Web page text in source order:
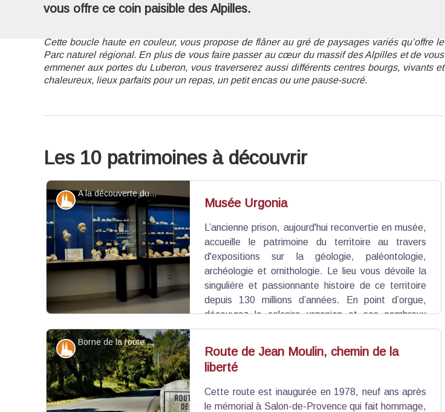
vous offre ce coin paisible des Alpilles.
Cette boucle haute en couleur, vous propose de flâner au gré de paysages variés qu’offre le
Parc naturel régional. En plus de vous faire passer au cœur du massif des Alpilles et de vous
emmener aux portes du Luberon, vous traverserez aussi différents centres bourgs, vivants et
chaleureux, lieux parfaits pour un repas, un petit encas ou une pause-sucré.
Les 10 patrimoines à découvrir
A la découverte du calcaire - ©Fabrice Aubert - Musée Urgonia
Voir l'image en plein écran
Patrimoine et histoire Musée Urgonia
L’ancienne prison, aujourd'hui reconvertie en musée,
accueille le patrimoine du territoire au travers
d'expositions sur la géologie, paléontologie,
archéologie et ornithologie. Le lieu vous dévoile la
singulière et passionnante histoire de ce territoire
depuis 130 millions d’années. En point d’orgue,
découvrez le calcaire urgonien et ses nombreux
fossiles qui confèrent à ce site éponyme, une résonance internationale depuis la moitié
du XIXe s.
Borne de la route de Jean Moulin - ©Rémi Sérange - PNR Alpilles
Patrimoine et histoire
Route de Jean Moulin, chemin de la
liberté
Cette route est inaugurée en 1978, neuf ans après
le mémorial à Salon-de-Provence qui fait hommage,